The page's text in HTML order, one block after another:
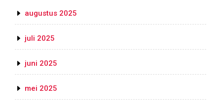
augustus 2025
juli 2025
juni 2025
mei 2025